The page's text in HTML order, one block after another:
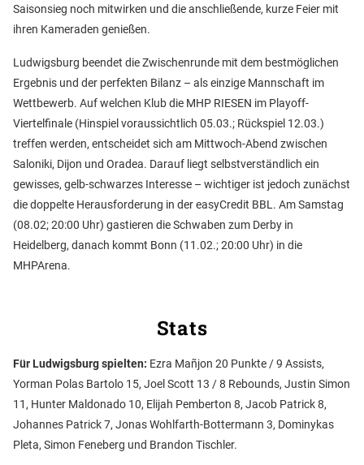
Saisonsieg noch mitwirken und die anschließende, kurze Feier mit
ihren Kameraden genießen.
Ludwigsburg beendet die Zwischenrunde mit dem bestmöglichen
Ergebnis und der perfekten Bilanz – als einzige Mannschaft im
Wettbewerb. Auf welchen Klub die MHP RIESEN im Playoff-
Viertelfinale (Hinspiel voraussichtlich 05.03.; Rückspiel 12.03.)
treffen werden, entscheidet sich am Mittwoch-Abend zwischen
Saloniki, Dijon und Oradea. Darauf liegt selbstverständlich ein
gewisses, gelb-schwarzes Interesse – wichtiger ist jedoch zunächst
die doppelte Herausforderung in der easyCredit BBL. Am Samstag
(08.02; 20:00 Uhr) gastieren die Schwaben zum Derby in
Heidelberg, danach kommt Bonn (11.02.; 20:00 Uhr) in die
MHPArena.
Stats
Für Ludwigsburg spielten: Ezra Mañjon 20 Punkte / 9 Assists,
Yorman Polas Bartolo 15, Joel Scott 13 / 8 Rebounds, Justin Simon
11, Hunter Maldonado 10, Elijah Pemberton 8, Jacob Patrick 8,
Johannes Patrick 7, Jonas Wohlfarth-Bottermann 3, Dominykas
Pleta, Simon Feneberg und Brandon Tischler.